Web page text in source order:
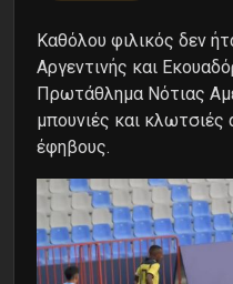
Καθόλου φιλικός δεν
Αργεντινής και
Πρωτάθλημα Νότιας
μπουνιές και
έφηβους.